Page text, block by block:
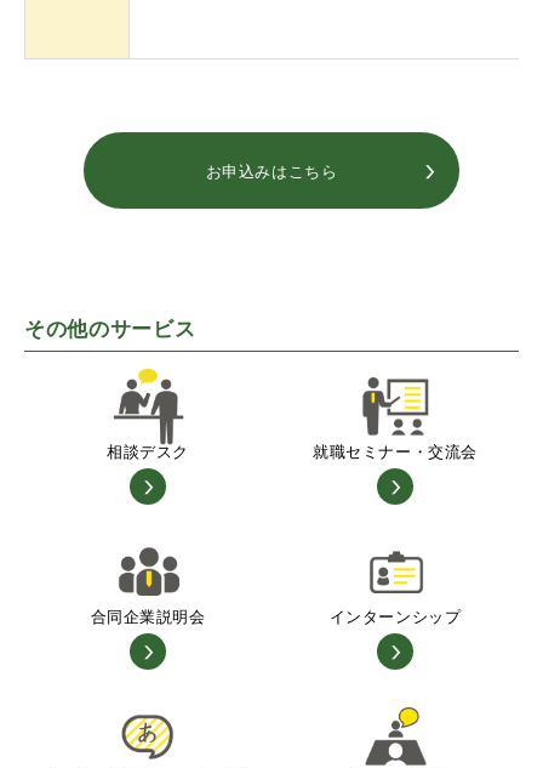
お申込みはこちら
その他のサービス
相談デスク 就職セミナー・交流会
合同企業説明会 インターンシップ